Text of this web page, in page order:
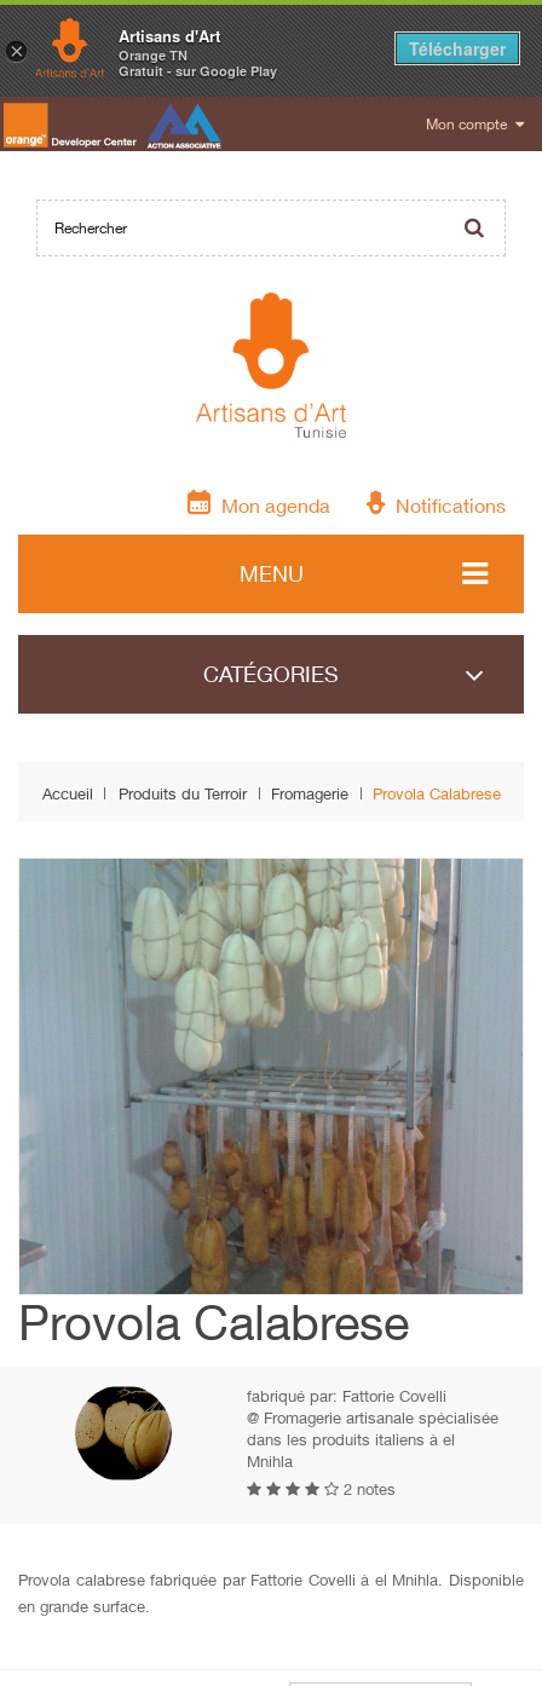
Mon compte
Mon agenda Notifications
MENU
CATÉGORIES
Accueil Produits du Terroir Fromagerie Provola Calabrese
Provola Calabrese
fabriqué par: Fattorie Covelli
@ Fromagerie artisanale spécialisée
dans les produits italiens à el
Mnihla
2 notes
Provola calabrese fabriquée par Fattorie Covelli à el Mnihla. Disponible
en grande surface.
×
Artisans d'Art
Orange TN
Gratuit - sur Google Play
Télécharger